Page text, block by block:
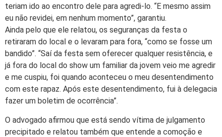
teriam ido ao encontro dele para agredi-lo. “E mesmo assim
eu não revidei, em nenhum momento”, garantiu.
Ainda pelo que ele relatou, os seguranças da festa o
retiraram do local e o levaram para fora, “como se fosse um
bandido”. “Saí da festa sem oferecer qualquer resistência, e
já fora do local do show um familiar da jovem veio me agredir
e me cuspiu, foi quando aconteceu o meu desentendimento
com este rapaz. Após este desentendimento, fui à delegacia
fazer um boletim de ocorrência”.
O advogado afirmou que está sendo vítima de julgamento
precipitado e relatou também que entende a comoção e